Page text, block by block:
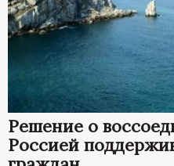
Решение о
Россией